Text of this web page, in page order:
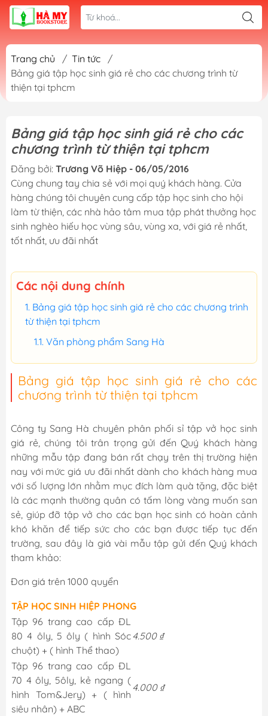
Trang chủ / Tin tức
/
Bảng giá tập học sinh giá rẻ cho các chương trình từ
thiện tại tphcm
Bảng giá tập học sinh giá rẻ cho các
chương trình từ thiện tại tphcm
Đăng bởi: Trương Võ Hiệp - 06/05/2016
Cùng chung tay chia sẻ với mọi quý khách hàng. Cửa
hàng chúng tôi chuyên cung cấp tập học sinh cho hội
làm từ thiện, các nhà hảo tâm mua tập phát thưởng học
sinh nghèo hiếu học vùng sâu, vùng xa, với giá rẻ nhất,
tốt nhất, ưu đãi nhất
Các nội dung chính
Bảng giá tập học sinh giá rẻ cho các chương trình
từ thiện tại tphcm
Văn phòng phẩm Sang Hà
Bảng giá tập học sinh giá rẻ cho các
chương trình từ thiện tại tphcm
Công ty Sang Hà chuyên phân phối sỉ tập vở học sinh
giá rẻ, chúng tôi trân trọng gửi đến Quý khách hàng
những mẫu tập đang bán rất chạy trên thị trường hiện
nay với mức giá ưu đãi nhất dành cho khách hàng mua
với số lượng lớn nhằm mục đích làm quà tặng, đặc biệt
là các mạnh thường quân có tấm lòng vàng muốn san
sẻ, giúp đỡ tập vở cho các bạn học sinh có hoàn cảnh
khó khăn để tiếp sức cho các bạn được tiếp tục đến
trường, sau đây là giá vài mẫu tập gửi đến Quý khách
tham khảo:
Đơn giá trên 1000 quyển
TẬP HỌC SINH HIỆP PHONG
Tập 96 trang cao cấp ĐL
80 4 ôly, 5 ôly ( hình Sóc
chuột) + ( hình Thể thao)
4.500 ₫
Tập 96 trang cao cấp ĐL
70 4 ôly, 5ôly, kẻ ngang (
hình Tom&Jery) + ( hình
siêu nhân) + ABC
4.000 ₫